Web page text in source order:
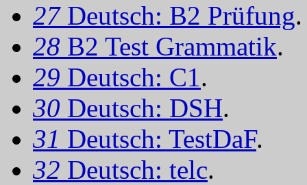
27 Deutsch: B2 Prüfung.
28 B2 Test Grammatik.
29 Deutsch: C1.
30 Deutsch: DSH.
31 Deutsch: TestDaF.
32 Deutsch: telc.